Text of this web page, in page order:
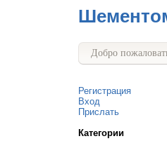
Добро
Регистрация
Вход
Прислать
Категории